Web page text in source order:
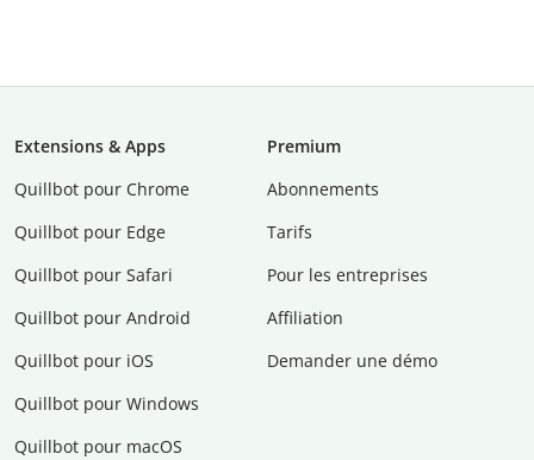
Extensions & Apps
Quillbot pour Chrome
Quillbot pour Edge
Quillbot pour Safari
Quillbot pour Android
Quillbot pour iOS
Quillbot pour Windows
Quillbot pour macOS
Premium
Abonnements
Tarifs
Pour les entreprises
Affiliation
Demander une démo